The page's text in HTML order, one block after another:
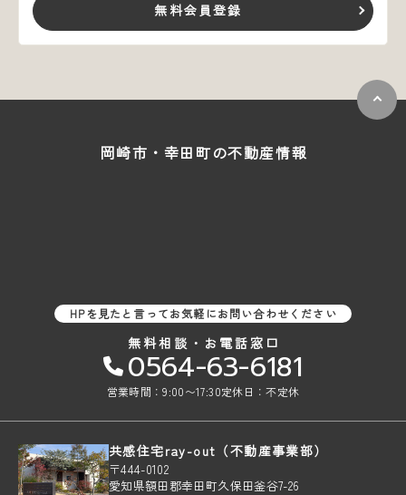
無料会員登録
岡崎市・幸田町の不動産情報
HPを見たと言ってお気軽にお問い合わせください
無料相談・お電話窓口
0564-63-6181
営業時間：9:00〜17:30定休日：不定休
共感住宅ray-out（不動産事業部）
〒444-0102
愛知県額田郡幸田町久保田釜谷7-26